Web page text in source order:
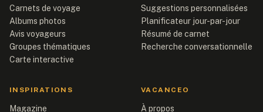
Carnets de voyage
Albums photos
Avis voyageurs
Groupes thématiques
Carte interactive
Suggestions personnalisées
Planificateur jour-par-jour
Résumé de carnet
Recherche conversationnelle
INSPIRATIONS
Magazine
VACANCEO
À propos